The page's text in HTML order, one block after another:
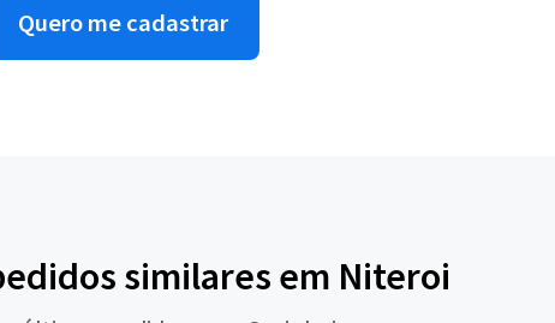
Quero me cadastrar
similares em Niteroi